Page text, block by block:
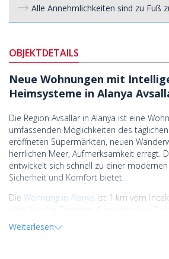
Alle Annehmlichkeiten sind zu Fuß
OBJEKTDETAILS
Neue Wohnungen mit
Heimsysteme in Alanya
Die Region Avsallar in Alanya ist eine
umfassenden Möglichkeiten des
eröffneten Supermärkten, neuen
herrlichen Meer, Aufmerksamkeit erregt.
entwickelt sich schnell zu einer
Sicherheit und Komfort bietet.
Die Wohnung in Alanya ist 1 km vom
vom Avsallar Zentrum, 4 km vom Sea
berühmten Kleopatra Strand, 22 km von
km vom Alanyum Einkaufszentrum und
Weiterlesen